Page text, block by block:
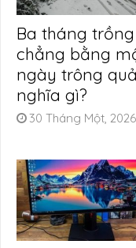
Ba tháng
chẳng bằng
ngày trông
nghĩa gì?
30 Tháng Một, 2026